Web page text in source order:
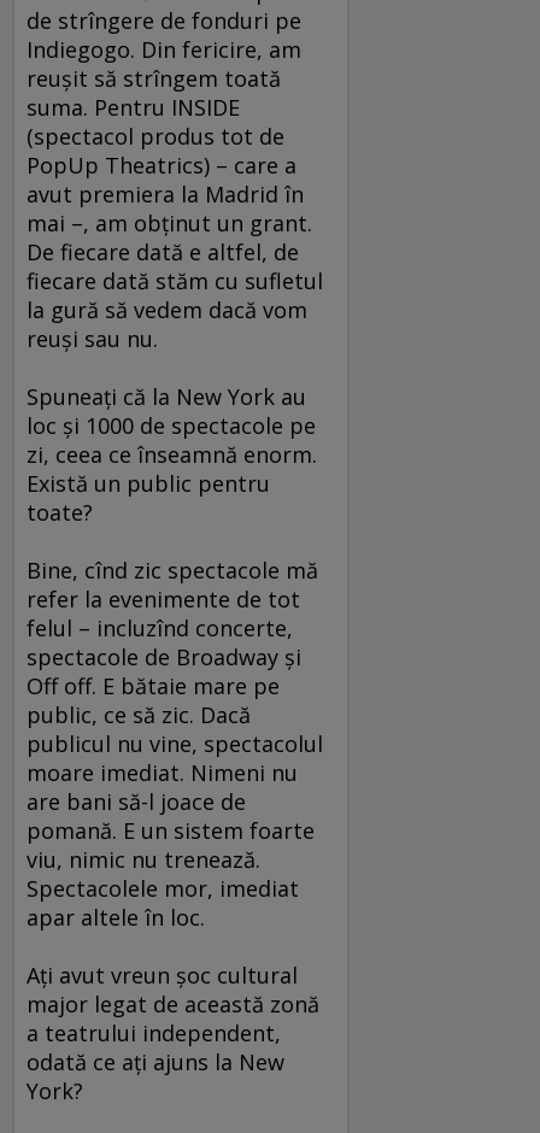
de strîngere de fonduri pe
Indiegogo. Din fericire, am
reuşit să strîngem toată
suma. Pentru INSIDE
(spectacol produs tot de
PopUp Theatrics) – care a
avut premiera la Madrid în
mai –, am obţinut un grant.
De fiecare dată e altfel, de
fiecare dată stăm cu sufletul
la gură să vedem dacă vom
reuşi sau nu.
Spuneaţi că la New York au
loc şi 1000 de spectacole pe
zi, ceea ce înseamnă enorm.
Există un public pentru
toate?
Bine, cînd zic spectacole mă
refer la evenimente de tot
felul – incluzînd concerte,
spectacole de Broadway şi
Off off. E bătaie mare pe
public, ce să zic. Dacă
publicul nu vine, spectacolul
moare imediat. Nimeni nu
are bani să-l joace de
pomană. E un sistem foarte
viu, nimic nu trenează.
Spectacolele mor, imediat
apar altele în loc.
Aţi avut vreun şoc cultural
major legat de această zonă
a teatrului independent,
odată ce aţi ajuns la New
York?